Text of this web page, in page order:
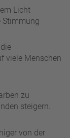
Licht
Stimmung
viele Menschen
zu
steigern.
von der